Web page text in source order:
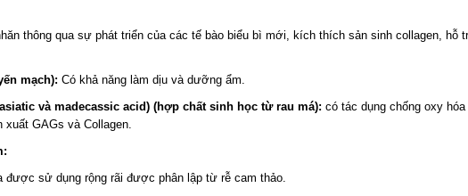
thông qua sự phát triển của các tế bào biểu bì mới, kích thích sản sinh collagen, hỗ
mạch): Có khả năng làm dịu và dưỡng ẩm.
và madecassic acid) (hợp chất sinh học từ rau má): có tác dụng chống oxy
GAGs và Collagen.
được sử dụng rộng rãi được phân lập từ rễ cam thảo.